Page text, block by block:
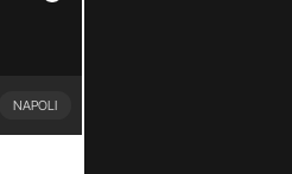
NAPOLI